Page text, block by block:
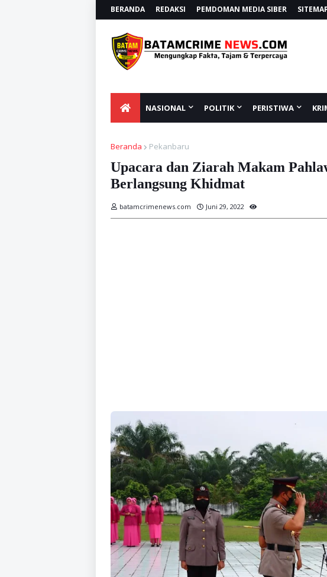
BERANDA REDAKSI PEMDOMAN MEDIA SIBER
NASIONAL POLITIK PERISTIWA
Beranda Pekanbaru
Upacara dan Ziarah Makam
Berlangsung Khidmat
batamcrimenews.com Juni 29, 2022